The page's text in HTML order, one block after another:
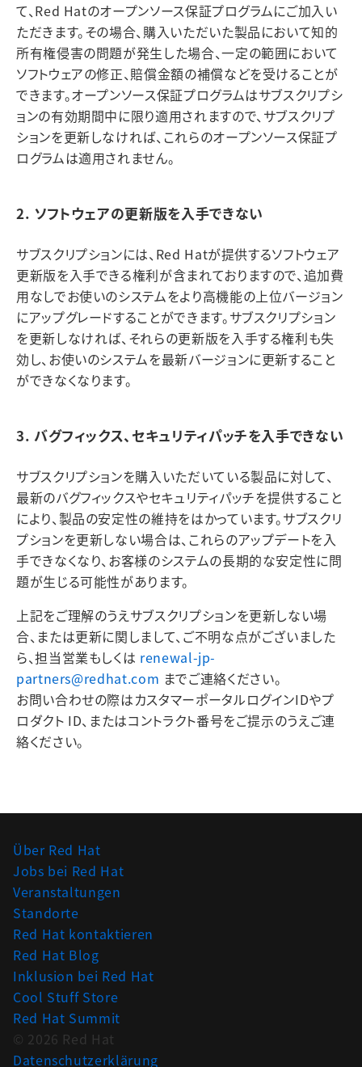
て、Red Hatのオープンソース保証プログラムにご加入い
ただきます。その場合、購入いただいた製品において知的
所有権侵害の問題が発生した場合、一定の範囲において
ソフトウェアの修正、賠償金額の補償などを受けることが
できます。オープンソース保証プログラムはサブスクリプシ
ョンの有効期間中に限り適用されますので、サブスクリプ
ションを更新しなければ、これらのオープンソース保証プ
ログラムは適用されません。
2. ソフトウェアの更新版を入手できない
サブスクリプションには、Red Hatが提供するソフトウェア
更新版を入手できる権利が含まれておりますので、追加費
用なしでお使いのシステムをより高機能の上位バージョン
にアップグレードすることができます。サブスクリプション
を更新しなければ、それらの更新版を入手する権利も失
効し、お使いのシステムを最新バージョンに更新すること
ができなくなります。
3. バグフィックス、セキュリティパッチを入手できない
サブスクリプションを購入いただいている製品に対して、
最新のバグフィックスやセキュリティパッチを提供すること
により、製品の安定性の維持をはかっています。サブスクリ
プションを更新しない場合は、これらのアップデートを入
手できなくなり、お客様のシステムの長期的な安定性に問
題が生じる可能性があります。
上記をご理解のうえサブスクリプションを更新しない場
合、または更新に関しまして、ご不明な点がございました
ら、担当営業もしくは renewal-jp-
partners@redhat.com までご連絡ください。
お問い合わせの際はカスタマーポータルログインIDやプ
ロダクト ID、またはコントラクト番号をご提示のうえご連
絡ください。
Über Red Hat
Jobs bei Red Hat
Veranstaltungen
Standorte
Red Hat kontaktieren
Red Hat Blog
Inklusion bei Red Hat
Cool Stuff Store
Red Hat Summit
© 2026 Red Hat
Datenschutzerklärung